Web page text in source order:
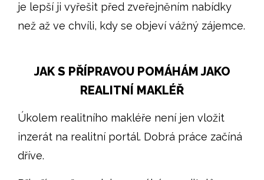
je lepší ji vyřešit před zveřejněním nabídky
než až ve chvíli, kdy se objeví vážný zájemce.
JAK S PŘÍPRAVOU POMÁHÁM JAKO
REALITNÍ MAKLÉŘ
Úkolem realitního makléře není jen vložit
inzerát na realitní portál. Dobrá práce začíná
dříve.